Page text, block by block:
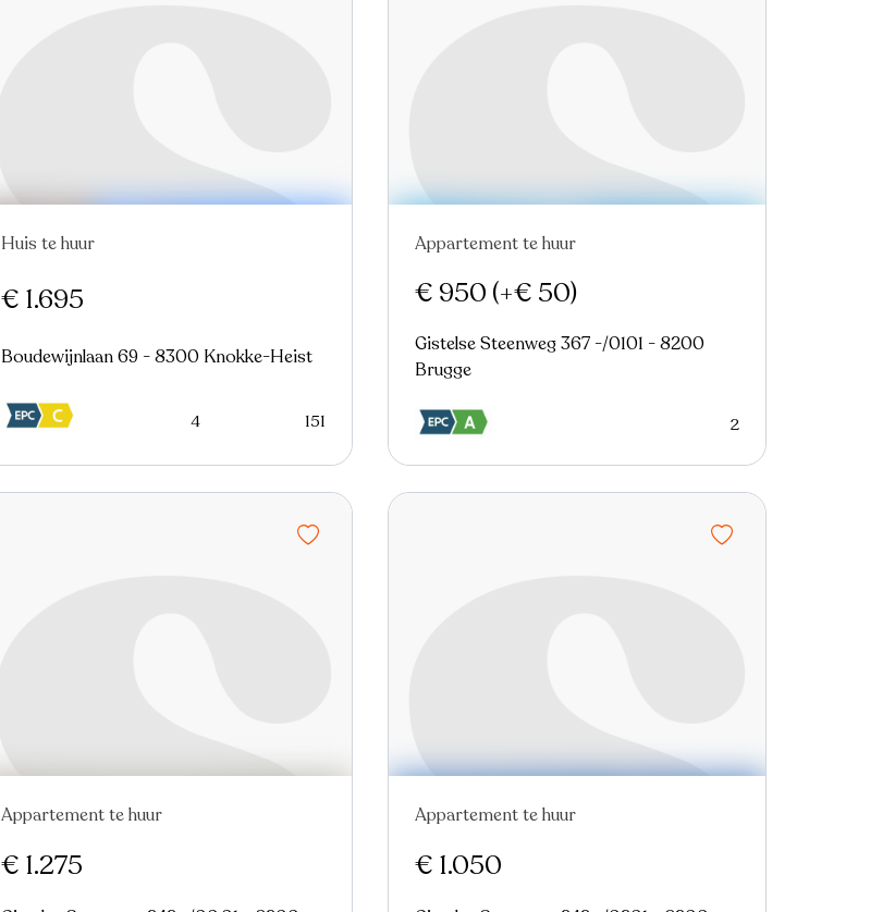
Nieuw
Huis te huur
€ 1.695
Boudewijnlaan 69 - 8300 Knokke-Heist
4 151
Nieuw
Appartement te huur
€ 950 (+€ 50)
Gistelse Steenweg 367 -/0101 - 8200
Brugge
2
Nieuw
Appartement te huur
€ 1.275
Nieuw
Appartement te huur
€ 1.050